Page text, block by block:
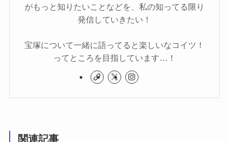
がもっと知りたいことなどを、私の知ってる限り
発信していきたい！
宝塚について一緒に語ってると楽しいなコイツ！
ってところを目指しています…！
関連記事